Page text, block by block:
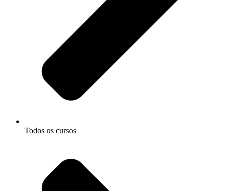
Todos os cursos